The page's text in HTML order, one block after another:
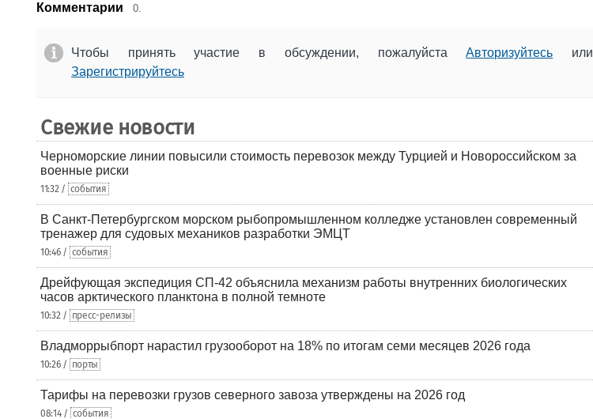
Комментарии 0.
Чтобы принять участие в обсуждении, пожалуйстаАвторизуйтесь или
Зарегистрируйтесь
Свежие новости
Черноморские линии повысили стоимость перевозок между Турцией и Новороссийском за
военные риски
11:32 / события
В Санкт-Петербургском морском рыбопромышленном колледже установлен современный
тренажер для судовых механиков разработки ЭМЦТ
10:46 / события
Дрейфующая экспедиция СП-42 объяснила механизм работы внутренних биологических
часов арктического планктона в полной темноте
10:32 / пресс-релизы
Владморрыбпорт нарастил грузооборот на 18% по итогам семи месяцев 2026 года
10:26 / порты
Тарифы на перевозки грузов северного завоза утверждены на 2026 год
08:14 / события